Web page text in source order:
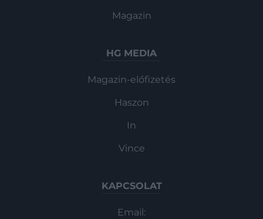
Magazin
HG MEDIA
Magazin-előfizetés
Haszon
In
Vince
KAPCSOLAT
Email: